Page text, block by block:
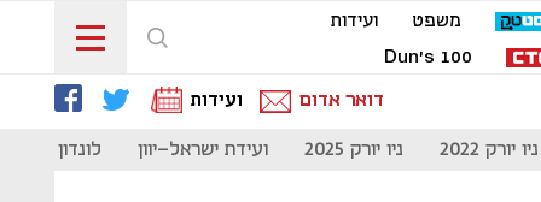
משפט
ועידות
Dun's 100
דואר אדום
ועידות
ניו יורק 2022 ניו יורק 2025 ועידת ישראל-יוון לונדון 2023